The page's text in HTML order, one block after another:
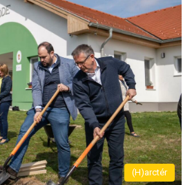
(H)arctér